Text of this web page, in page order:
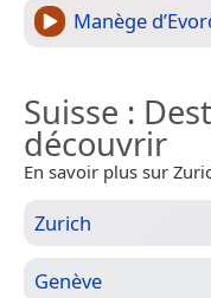
Manège
Suisse :
découvrir
En savoir plus sur
Zurich
Genève